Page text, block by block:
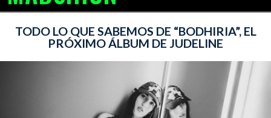
FEBRERO 6, 2026
TODO LO QUE SABEMOS DE “BODHIRIA”, EL
PRÓXIMO ÁLBUM DE JUDELINE